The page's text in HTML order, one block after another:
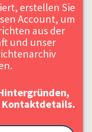
erstellen Sie
Account, um
aus der
und unser